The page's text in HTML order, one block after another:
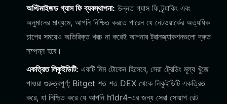
অপ্টিমাইজড গ্যাস ফি ব্যবস্থাপনা: উন্নত গ্যাস ফি ট্র্যাকিং এবং
অনুমানের মাধ্যমে, আপনি নিশ্চিত করতে পারেন যে নেটওয়ার্কের অত্যধিক
চাপের সময়েও অতিরিক্ত খরচ না করেই আপনার ট্রানজ্যাকশনগুলো দ্রুত
সম্পন্ন হবে।
একত্রিত লিকুইডিটি: একটি মিম টোকেন হিসেবে, সেরা ট্রেডিং মূল্য খুঁজে
পাওয়া গুরুত্বপূর্ণ; Bitget শত শত DEX থেকে লিকুইডিটি একত্রিত
করে, যা নিশ্চিত করে যে আপনি h1dr4-এর জন্য সেরা সোয়াপ রেট